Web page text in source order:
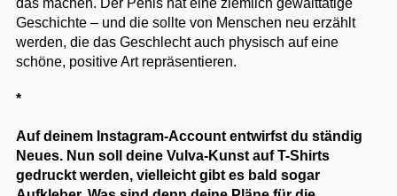
Geschichte – und die sollte von Menschen neu erzählt
werden, die das Geschlecht auch physisch auf eine
schöne, positive Art repräsentieren.
*
Auf deinem Instagram-Account entwirfst du ständig
Neues. Nun soll deine Vulva-Kunst auf T-Shirts
gedruckt werden, vielleicht gibt es bald sogar